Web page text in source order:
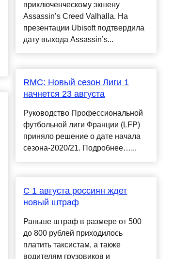
приключенческому экшену
Assassin’s Creed Valhalla. На
презентации Ubisoft подтвердила
дату выхода Assassin’s...
RMC: Новый сезон Лиги 1
начнется 23 августа
Руководство Профессиональной
футбольной лиги Франции (LFP)
приняло решение о дате начала
сезона-2020/21. Подробнее…...
С 1 августа россиян ждет
новый штраф
Раньше штраф в размере от 500
до 800 рублей приходилось
платить таксистам, а также
водителям грузовиков и